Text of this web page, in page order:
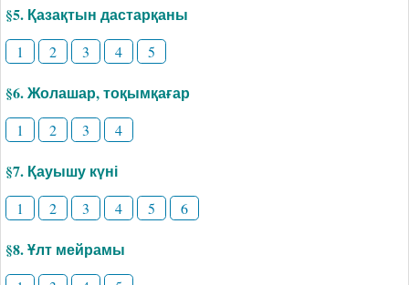
§5. Қазақтын дастарқаны
1 2 3 4 5
§6. Жолашар, тоқымқағар
1 2 3 4
§7. Қауышу күні
1 2 3 4 5 6
§8. Ұлт мейрамы